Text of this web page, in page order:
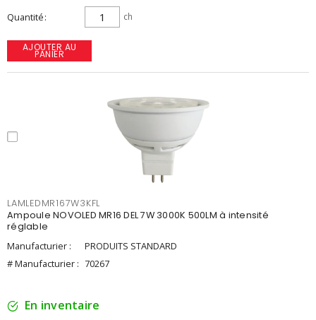
Quantité ch
AJOUTER AU
PANIER
LAMLEDMR167W3KFL
Ampoule NOVOLED MR16 DEL 7W 3000K 500LM à intensité
réglable
Manufacturier :
PRODUITS STANDARD
# Manufacturier : 70267
En inventaire